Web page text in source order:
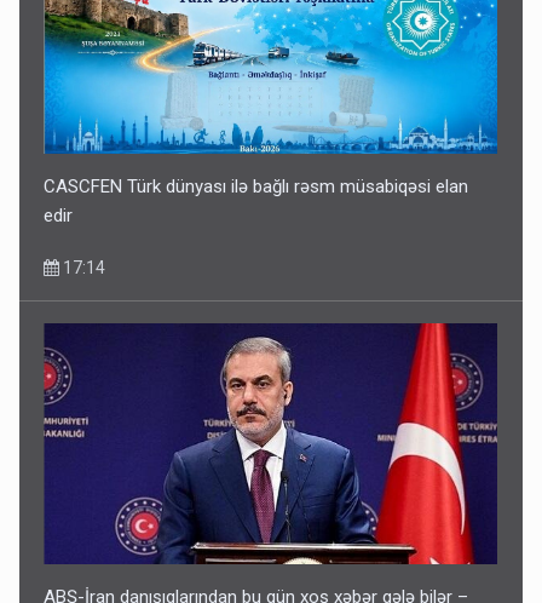
CASCFEN Türk dünyası ilə bağlı rəsm müsabiqəsi elan
edir
17:14
ABŞ-İran danışıqlarından bu gün xoş xəbər gələ bilər –